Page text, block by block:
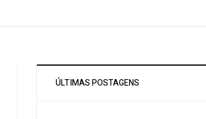
ÚLTIMAS POSTAGENS